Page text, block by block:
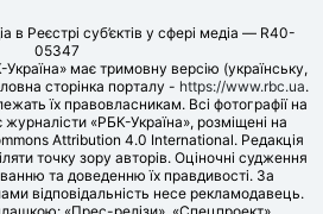
в Реєстрі суб’єктів у сфері медіа — R40-
05347
має тримовну версію (українську,
сторінка порталу - https://www.rbc.ua.
їх правовласникам. Всі фотографії на
«РБК-Україна», розміщені на
Attribution 4.0 International. Редакція
точку зору авторів. Оціночні судження
та доведенню їх правдивості. За
відповідальність несе рекламодавець.